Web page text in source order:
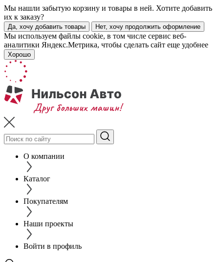
Мы нашли забытую корзину и товары в ней. Хотите добавить
их к заказу?
Да, хочу добавить товары Нет, хочу продолжить оформление
Мы используем файлы cookie, в том числе сервис веб-
аналитики Яндекс.Метрика, чтобы сделать сайт еще удобнее
Хорошо
О компании
Каталог
Покупателям
Наши проекты
Войти в профиль